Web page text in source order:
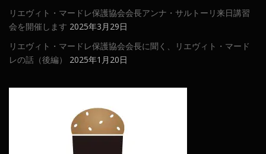
リエヴィト・マードレ保護協会会長アンナ・サルトーリ来日講習
会を開催します 2025年3月29日
リエヴィト・マードレ保護協会会長に聞く、リエヴィト・マード
レの話（後編）
2025年1月20日